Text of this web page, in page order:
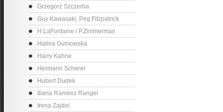
Grzegorz Szczerba
Guy Kawasaki, Peg Fitzpatrick
H.LaFontaine i P.Zimmerman
Halina Gumowska
Harry Kahne
Hermann Scherer
Hubert Dudek
Iliana Ramírez Rangel
Irena Zajdel